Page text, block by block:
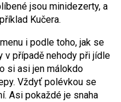
jsou minidezerty, a
Kučera.
i podle toho, jak se
v případě nehody při jídle
si asi jen málokdo
Vždyť polévkou se
Asi pokaždé je snaha